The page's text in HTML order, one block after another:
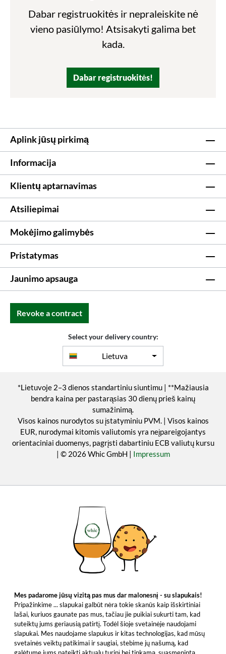
Dabar registruokitės ir nepraleiskite nė
vieno pasiūlymo! Atsisakyti galima bet
kada.
Dabar registruokitės!
Aplink jūsų pirkimą
Informacija
Klientų aptarnavimas
Atsiliepimai
Mokėjimo galimybės
Pristatymas
Jaunimo apsauga
Revoke a contract
Select your delivery country:
Lietuva
*Lietuvoje 2–3 dienos standartiniu siuntimu | **Mažiausia
bendra kaina per pastarąsias 30 dienų prieš kainų
sumažinimą.
Visos kainos nurodytos su įstatyminiu PVM. | Visos kainos
EUR, nurodymai kitomis valiutomis yra neįpareigojantys
orientaciniai duomenys, pagrįsti dabartiniu ECB valiutų kursu
| © 2026 Whic GmbH | Impressum
Mes padarome jūsų vizitą pas mus dar malonesnį - su slapukais!
Pripažinkime ... slapukai galbūt nėra tokie skanūs kaip išskirtiniai
lašai, kuriuos gaunate pas mus, tačiau jie puikiai sukurti tam, kad
suteiktų jums geriausią patirtį. Todėl šioje svetainėje naudojami
slapukai. Mes naudojame slapukus ir kitas technologijas, kad mūsų
svetainės veiktų patikimai ir saugiai, stebime jų našumą, kad